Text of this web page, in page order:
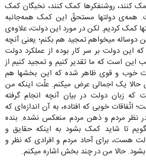
کنند، روشنفکرها کمک کنند، نخبگان کمک
همه‌ی دولتها مستحقّ این کمک همه‌جانبه
کمک کردیم. لکن در مورد این دولت، علاوه‌ی
دوساله میخواهم تمجید هم بکنم؛ یعنی آنچه
این دولت بر سر کار بوده از عملکرد دولت
این است که ما تقدیر کنیم و تمجید کنیم از
خوب و قوی ظاهر شده که این بخشها هم
یک اجمالی عرض میکنم. علّت اینکه من
که زبان دولت در بیان آنچه انجام گرفته
اتّفاقات خوبی که افتاده، به آن اندازه‌ای که
مردم و ذهن مردم منعکس نشده. بنده
تا شاید کمک بشود به اینکه حقایق و
هست، برای آحاد مردم و افرادی که نظر و
بشود. حالا من در چند بخش اشاره میکنم.